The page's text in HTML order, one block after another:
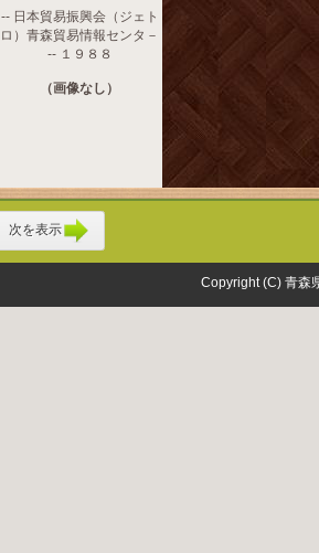
-- 日本貿易振興会（ジェト
ロ）青森貿易情報センタ－
-- １９８８
（画像なし）
次を表示
Copyright (C) 青森